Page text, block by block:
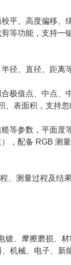
平、高度偏移、
等功能，支持一
径、直径、距离
极值点、中点、
、表面积，支持
等参数，平面度
，配备 RGB 测
、测量过程及结
镀、摩擦磨损、
机械、电子、新